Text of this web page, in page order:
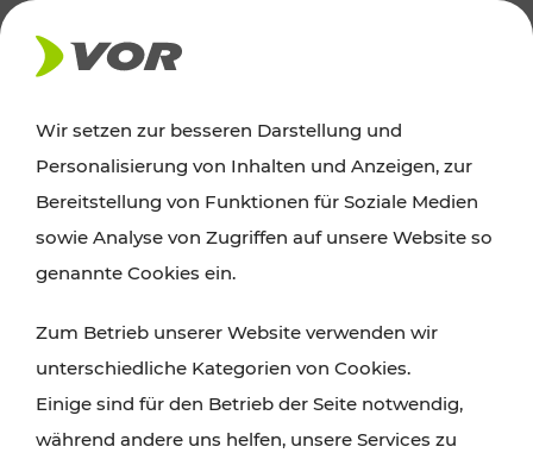
AKTUELLES
Ausflugstipps
Wien, Niederösterreich und das Burgenland
Wanderungen, Kultur und Gastronomie,
Radtouren oder purer Naturgenuss – viele
Attraktionen sind mit den Ticket- und Fahrplan-
Angeboten des VOR gut und schnell erreichbar.
Wir setzen zur besseren Darstellung und
Personalisierung von Inhalten und Anzeigen, zur
Bereitstellung von Funktionen für Soziale Medien
sowie Analyse von Zugriffen auf unsere Website so
genannte Cookies ein.
Zum Betrieb unserer Website verwenden wir
unterschiedliche Kategorien von Cookies.
Einige sind für den Betrieb der Seite notwendig,
während andere uns helfen, unsere Services zu